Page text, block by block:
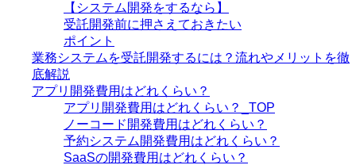
【システム開発をするなら】
受託開発前に押さえておきたい
ポイント
業務システムを受託開発するには？流れやメリットを徹
底解説
アプリ開発費用はどれくらい？
アプリ開発費用はどれくらい？_TOP
ノーコード開発費用はどれくらい？
予約システム開発費用はどれくらい？
SaaSの開発費用はどれくらい？